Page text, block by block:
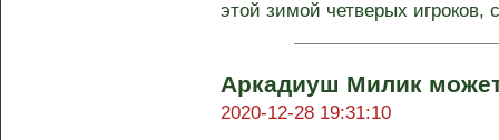
этой зимой четверых игроков,
Аркадиуш Милик
2020-12-28 19:31:10